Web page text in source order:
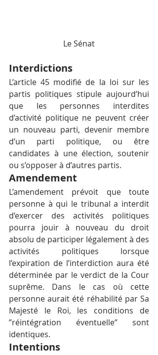
Le Sénat
Interdictions
L’article 45 modifié de la loi sur les
partis politiques stipule aujourd’hui
que les personnes interdites
d’activité politique ne peuvent créer
un nouveau parti, devenir membre
d’un parti politique, ou être
candidates à une élection, soutenir
ou s’opposer à d’autres partis.
Amendement
L’amendement prévoit que toute
personne à qui le tribunal a interdit
d’exercer des activités politiques
pourra jouir à nouveau du droit
absolu de participer légalement à des
activités politiques lorsque
l’expiration de l’interdiction aura été
déterminée par le verdict de la Cour
suprême. Dans le cas où cette
personne aurait été réhabilité par Sa
Majesté le Roi, les conditions de
”réintégration éventuelle” sont
identiques.
Intentions